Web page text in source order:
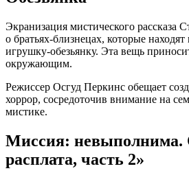
Экранизация мистического рассказа
о братьях-близнецах, которые
игрушку-обезьянку. Эта вещь
окружающим.
Режиссер Осгуд Перкинс обещает
хоррор, сосредоточив внимание на
мистике.
Миссия: невыполнима.
расплата, часть 2»